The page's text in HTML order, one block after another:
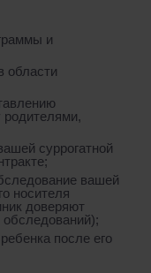
и
области
родителями,
суррогатной
вашей
носителя
доверяют
обследований);
после его